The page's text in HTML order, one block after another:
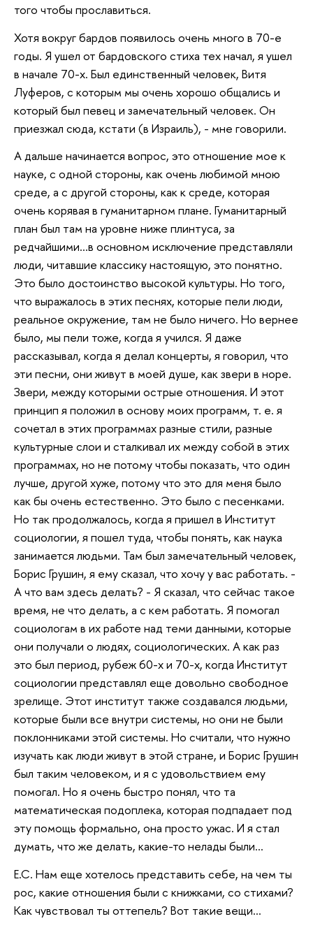
того чтобы прославиться.
Хотя вокруг бардов появилось очень много в 70-е
годы. Я ушел от бардовского стиха тех начал, я ушел
в начале 70-х. Был единственный человек, Витя
Луферов, с которым мы очень хорошо общались и
который был певец и замечательный человек. Он
приезжал сюда, кстати (в Израиль), - мне говорили.
А дальше начинается вопрос, это отношение мое к
науке, с одной стороны, как очень любимой мною
среде, а с другой стороны, как к среде, которая
очень корявая в гуманитарном плане. Гуманитарный
план был там на уровне ниже плинтуса, за
редчайшими...в основном исключение представляли
люди, читавшие классику настоящую, это понятно.
Это было достоинство высокой культуры. Но того,
что выражалось в этих песнях, которые пели люди,
реальное окружение, там не было ничего. Но вернее
было, мы пели тоже, когда я учился. Я даже
рассказывал, когда я делал концерты, я говорил, что
эти песни, они живут в моей душе, как звери в норе.
Звери, между которыми острые отношения. И этот
принцип я положил в основу моих программ, т. е. я
сочетал в этих программах разные стили, разные
культурные слои и сталкивал их между собой в этих
программах, но не потому чтобы показать, что один
лучше, другой хуже, потому что это для меня было
как бы очень естественно. Это было с песенками.
Но так продолжалось, когда я пришел в Институт
социологии, я пошел туда, чтобы понять, как наука
занимается людьми. Там был замечательный человек,
Борис Грушин, я ему сказал, что хочу у вас работать. -
А что вам здесь делать? - Я сказал, что сейчас такое
время, не что делать, а с кем работать. Я помогал
социологам в их работе над теми данными, которые
они получали о людях, социологических. А как раз
это был период, рубеж 60-х и 70-х, когда Институт
социологии представлял еще довольно свободное
зрелище. Этот институт также создавался людьми,
которые были все внутри системы, но они не были
поклонниками этой системы. Но считали, что нужно
изучать как люди живут в этой стране, и Борис Грушин
был таким человеком, и я с удовольствием ему
помогал. Но я очень быстро понял, что та
математическая подоплека, которая подпадает под
эту помощь формально, она просто ужас. И я стал
думать, что же делать, какие-то нелады были…
Е.С. Нам еще хотелось представить себе, на чем ты
рос, какие отношения были с книжками, со стихами?
Как чувствовал ты оттепель? Вот такие вещи…